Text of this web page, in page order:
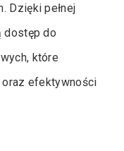
Dzięki pełnej
dostęp do
które
efektywności